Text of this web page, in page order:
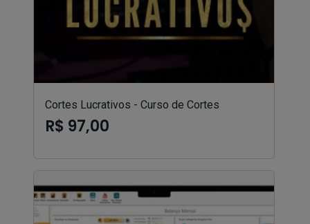
Cortes Lucrativos - Curso de Cortes
R$ 97,00